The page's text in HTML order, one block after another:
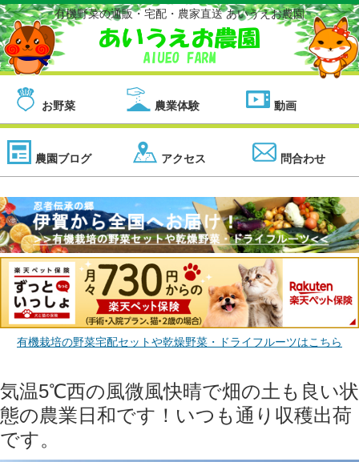
有機野菜の通販・宅配・農家直送 あいうえお農園
お野菜 農業体験 動画
農園ブログ アクセス 問合わせ
有機栽培の野菜宅配セットや乾燥野菜・ドライフルーツはこちら
気温5℃西の風微風快晴で畑の土も良い状
態の農業日和です！いつも通り収穫出荷
です。